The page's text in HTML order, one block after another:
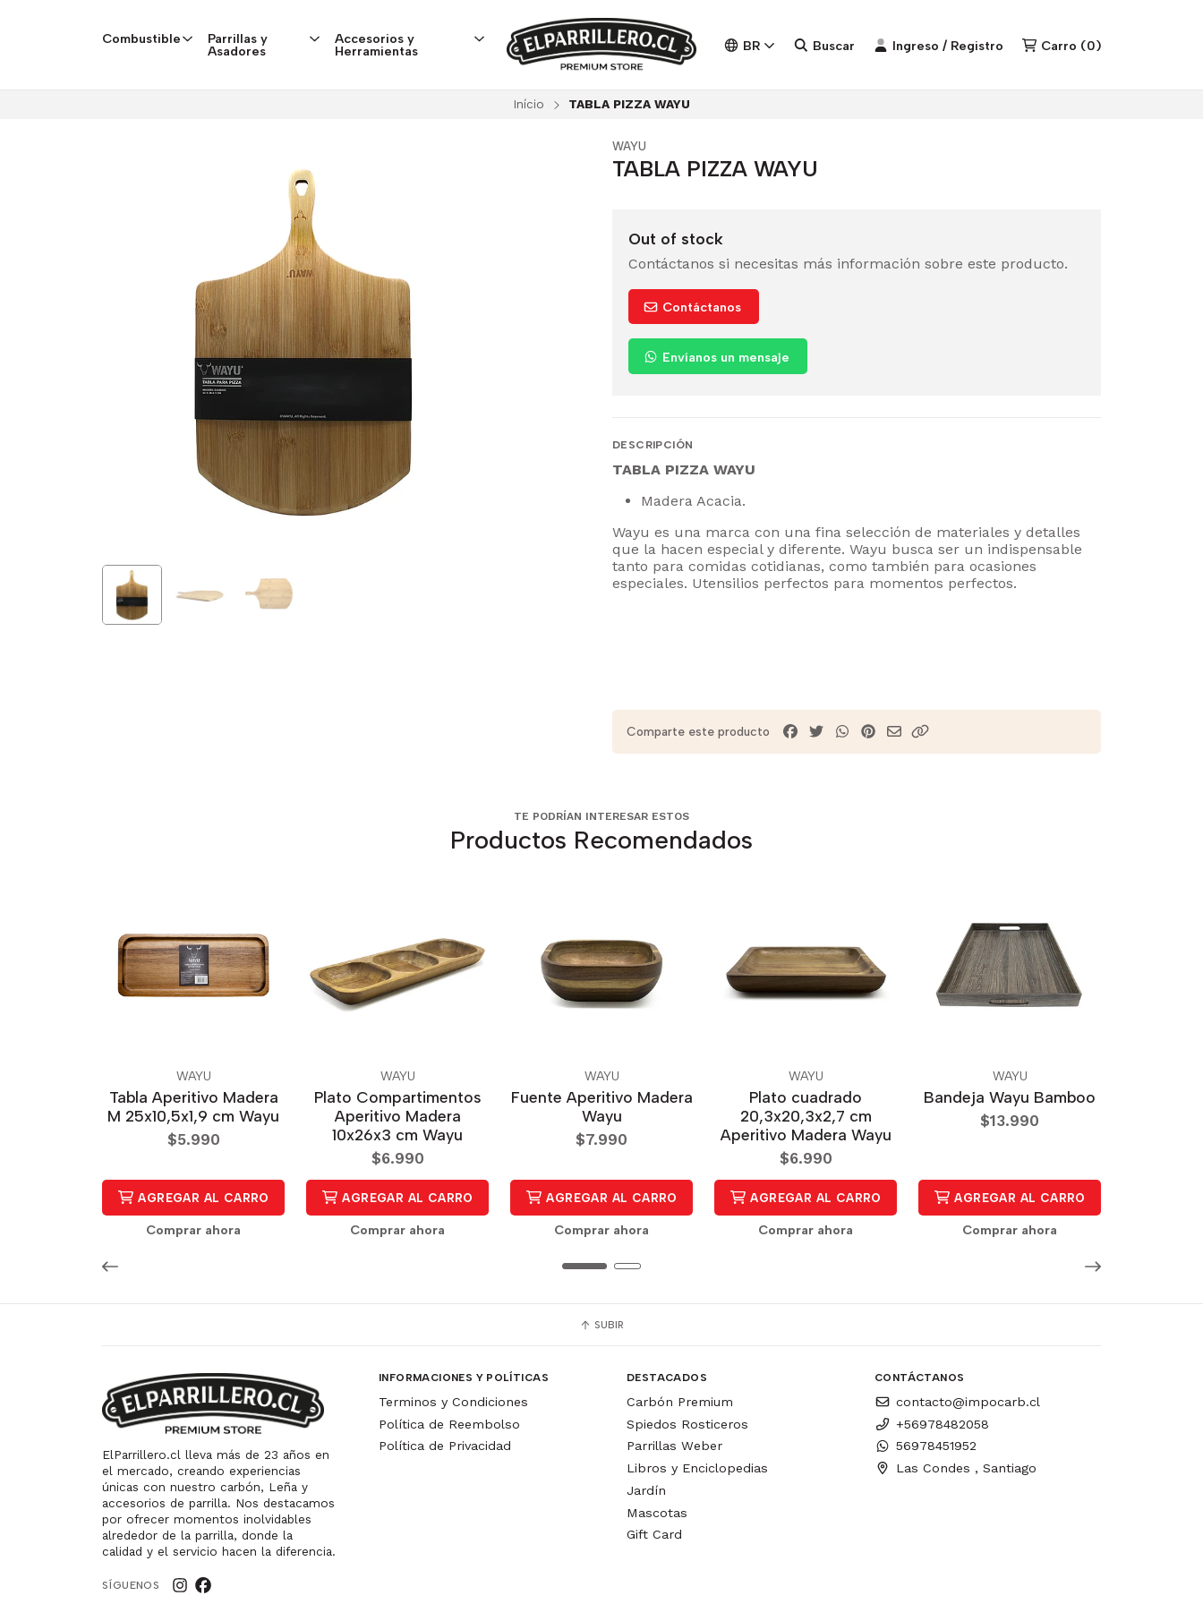
Combustible Parrillas y
Asadores
Accesorios y
Herramientas BR Buscar Ingreso / Registro Carro (0)
Início TABLA PIZZA WAYU
WAYU
TABLA PIZZA WAYU
Out of stock
Contáctanos si necesitas más información sobre este producto.
Contáctanos
Envíanos un mensaje
DESCRIPCIÓN
TABLA PIZZA WAYU
Madera Acacia.
Wayu es una marca con una fina selección de materiales y detalles
que la hacen especial y diferente. Wayu busca ser un indispensable
tanto para comidas cotidianas, como también para ocasiones
especiales. Utensilios perfectos para momentos perfectos.
Comparte este producto
TE PODRÍAN INTERESAR ESTOS
Productos Recomendados
WAYU
Tabla Aperitivo Madera
M 25x10,5x1,9 cm Wayu
$5.990
AGREGAR AL CARRO
Comprar ahora
WAYU
Plato Compartimentos
Aperitivo Madera
10x26x3 cm Wayu
$6.990
AGREGAR AL CARRO
Comprar ahora
WAYU
Fuente Aperitivo Madera
Wayu
$7.990
AGREGAR AL CARRO
Comprar ahora
WAYU
Plato cuadrado
20,3x20,3x2,7 cm
Aperitivo Madera Wayu
$6.990
AGREGAR AL CARRO
Comprar ahora
WAYU
Bandeja Wayu Bamboo
$13.990
AGREGAR AL CARRO
Comprar ahora
SUBIR
ElParrillero.cl lleva más de 23 años en
el mercado, creando experiencias
únicas con nuestro carbón, Leña y
accesorios de parrilla. Nos destacamos
por ofrecer momentos inolvidables
alrededor de la parrilla, donde la
calidad y el servicio hacen la diferencia.
SÍGUENOS
INFORMACIONES Y POLÍTICAS
Terminos y Condiciones
Política de Reembolso
Política de Privacidad
DESTACADOS
Carbón Premium
Spiedos Rosticeros
Parrillas Weber
Libros y Enciclopedias
Jardín
Mascotas
Gift Card
CONTÁCTANOS
contacto@impocarb.cl
+56978482058
56978451952
Las Condes , Santiago